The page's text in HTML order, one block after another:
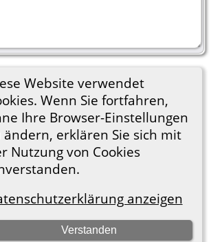
Website verwendet
Wenn Sie fortfahren,
Ihre Browser-Einstellungen
ändern, erklären Sie sich mit
Nutzung von Cookies
anzeigen
Verstanden
meine hier erfassten persönlichen
Ich verstehe, dass ich jederzeit den
bitten kann, diese Daten zu löschen.
von Darrin Lythgoe © 2001-2026.
Hier geht es zum Impressum